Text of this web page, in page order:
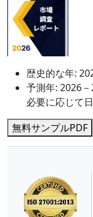
歴史的な年:
予測年: 2026
必要に応じて
無料サンプルPDF